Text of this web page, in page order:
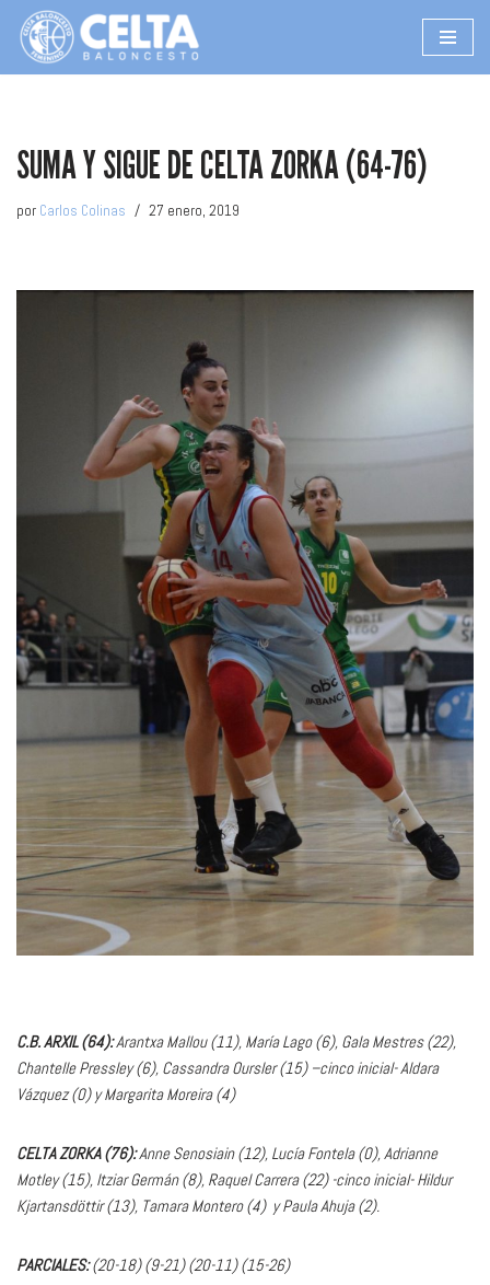
Saltar
SUMA Y SIGUE DE CELTA ZORKA (64-76)
por Carlos Colinas 27 enero, 2019
C.B. ARXIL (64):Arantxa Mallou (11), María Lago (6), Gala Mestres (22),
Chantelle Pressley (6), Cassandra Oursler (15) –cinco inicial- Aldara
Vázquez (0) y Margarita Moreira (4)
CELTA ZORKA (76):Anne Senosiain (12), Lucía Fontela (0), Adrianne
Motley (15), Itziar Germán (8), Raquel Carrera (22) -cinco inicial- Hildur
Kjartansdöttir (13), Tamara Montero (4) y Paula Ahuja (2).
PARCIALES:(20-18) (9-21) (20-11) (15-26)